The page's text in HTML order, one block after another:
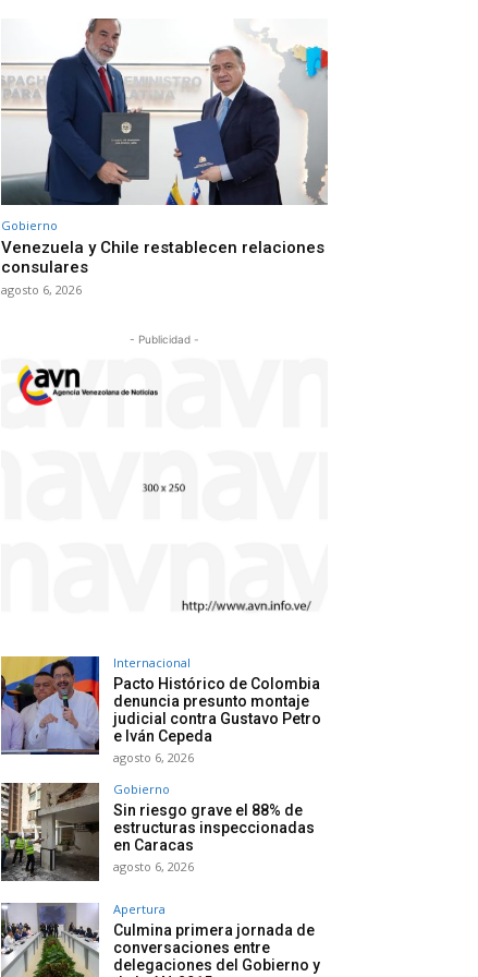
Gobierno
Venezuela y Chile restablecen relaciones
consulares
agosto 6, 2026
- Publicidad -
Internacional
Pacto Histórico de Colombia
denuncia presunto montaje
judicial contra Gustavo Petro
e Iván Cepeda
agosto 6, 2026
Gobierno
Sin riesgo grave el 88% de
estructuras inspeccionadas
en Caracas
agosto 6, 2026
Apertura
Culmina primera jornada de
conversaciones entre
delegaciones del Gobierno y